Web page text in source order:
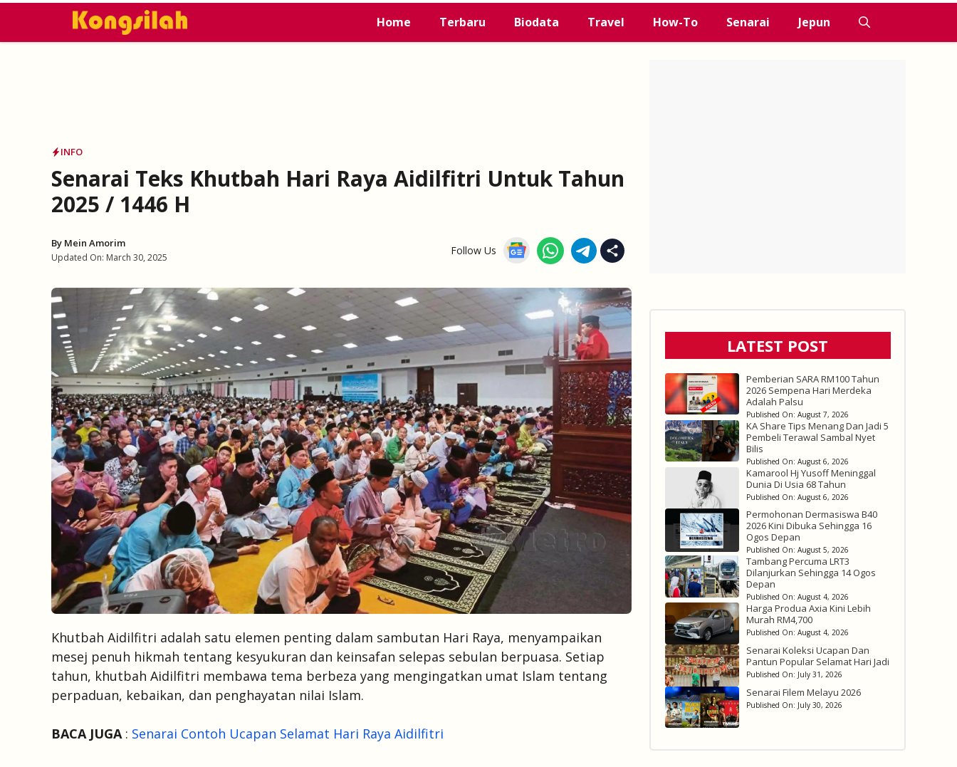
Home Terbaru Biodata Travel How-To Senarai Jepun
INFO
Senarai Teks Khutbah Hari Raya Aidilfitri Untuk Tahun
2025 / 1446 H
By Mein Amorim
Updated On: March 30, 2025
Follow Us
Khutbah Aidilfitri adalah satu elemen penting dalam sambutan Hari Raya, menyampaikan
mesej penuh hikmah tentang kesyukuran dan keinsafan selepas sebulan berpuasa. Setiap
tahun, khutbah Aidilfitri membawa tema berbeza yang mengingatkan umat Islam tentang
perpaduan, kebaikan, dan penghayatan nilai Islam.
BACA JUGA: Senarai Contoh Ucapan Selamat Hari Raya Aidilfitri
LATEST POST
Pemberian SARA RM100 Tahun
2026 Sempena Hari Merdeka
Adalah Palsu
Published On: August 7, 2026
KA Share Tips Menang Dan Jadi 5
Pembeli Terawal Sambal Nyet
Bilis
Published On: August 6, 2026
Kamarool Hj Yusoff Meninggal
Dunia Di Usia 68 Tahun
Published On: August 6, 2026
Permohonan Dermasiswa B40
2026 Kini Dibuka Sehingga 16
Ogos Depan
Published On: August 5, 2026
Tambang Percuma LRT3
Dilanjurkan Sehingga 14 Ogos
Depan
Published On: August 4, 2026
Harga Produa Axia Kini Lebih
Murah RM4,700
Published On: August 4, 2026
Senarai Koleksi Ucapan Dan
Pantun Popular Selamat Hari Jadi
Published On: July 31, 2026
Senarai Filem Melayu 2026
Published On: July 30, 2026